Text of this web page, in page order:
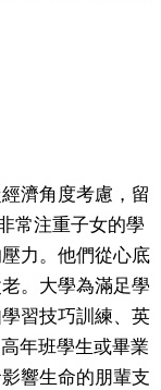
濟角度考慮，留
常注重子女的學
力。他們從心底
。大學為滿足學
習技巧訓練、英
年班學生或畢業
響生命的朋輩支